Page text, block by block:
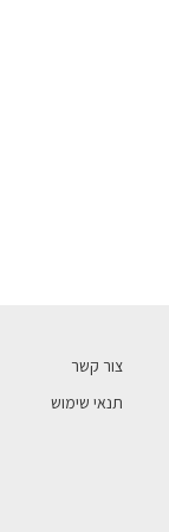
צור קשר
תנאי שימוש